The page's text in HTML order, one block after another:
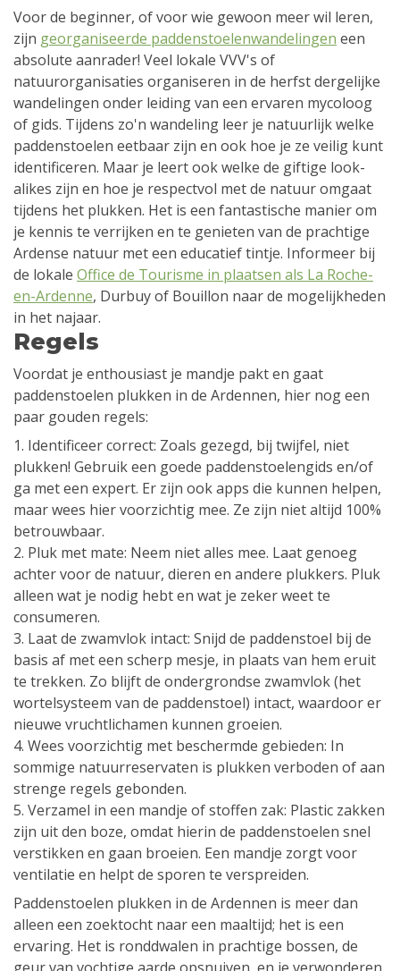
Voor de beginner, of voor wie gewoon meer wil leren,
zijn georganiseerde paddenstoelenwandelingen een
absolute aanrader! Veel lokale VVV's of
natuurorganisaties organiseren in de herfst dergelijke
wandelingen onder leiding van een ervaren mycoloog
of gids. Tijdens zo'n wandeling leer je natuurlijk welke
paddenstoelen eetbaar zijn en ook hoe je ze veilig kunt
identificeren. Maar je leert ook welke de giftige look-
alikes zijn en hoe je respectvol met de natuur omgaat
tijdens het plukken. Het is een fantastische manier om
je kennis te verrijken en te genieten van de prachtige
Ardense natuur met een educatief tintje. Informeer bij
de lokale Office de Tourisme in plaatsen als La Roche-
en-Ardenne, Durbuy of Bouillon naar de mogelijkheden
in het najaar.
Regels
Voordat je enthousiast je mandje pakt en gaat
paddenstoelen plukken in de Ardennen, hier nog een
paar gouden regels:
1. Identificeer correct: Zoals gezegd, bij twijfel, niet
plukken! Gebruik een goede paddenstoelengids en/of
ga met een expert. Er zijn ook apps die kunnen helpen,
maar wees hier voorzichtig mee. Ze zijn niet altijd 100%
betrouwbaar.
2. Pluk met mate: Neem niet alles mee. Laat genoeg
achter voor de natuur, dieren en andere plukkers. Pluk
alleen wat je nodig hebt en wat je zeker weet te
consumeren.
3. Laat de zwamvlok intact: Snijd de paddenstoel bij de
basis af met een scherp mesje, in plaats van hem eruit
te trekken. Zo blijft de ondergrondse zwamvlok (het
wortelsysteem van de paddenstoel) intact, waardoor er
nieuwe vruchtlichamen kunnen groeien.
4. Wees voorzichtig met beschermde gebieden: In
sommige natuurreservaten is plukken verboden of aan
strenge regels gebonden.
5. Verzamel in een mandje of stoffen zak: Plastic zakken
zijn uit den boze, omdat hierin de paddenstoelen snel
verstikken en gaan broeien. Een mandje zorgt voor
ventilatie en helpt de sporen te verspreiden.
Paddenstoelen plukken in de Ardennen is meer dan
alleen een zoektocht naar een maaltijd; het is een
ervaring. Het is ronddwalen in prachtige bossen, de